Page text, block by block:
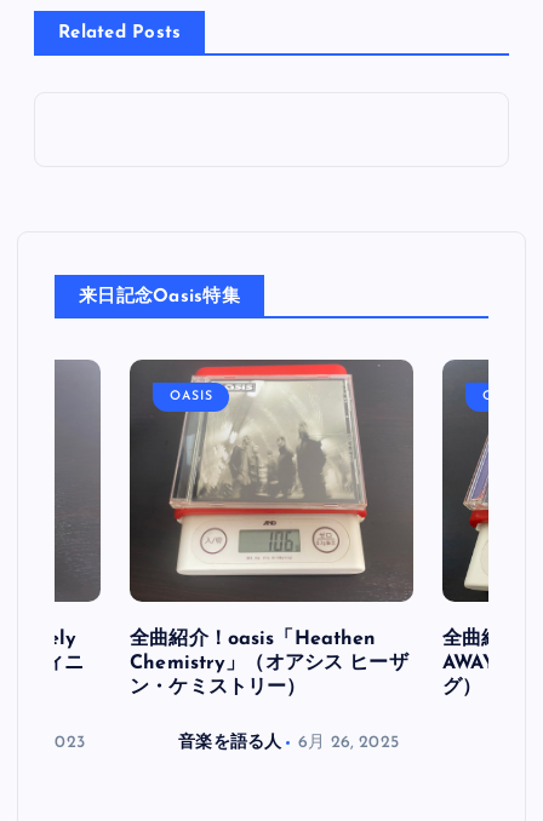
ビ
ョ
ン
Related Posts
来日記念Oasis特集
フィニ
30, 2023
OASIS
全曲紹介！oasis「Heathen
Chemistry」（オアシス ヒーザ
ン・ケミストリー）
音楽を語る人 6月 26, 2025
OASIS
全曲紹介
AWAY」
グ）